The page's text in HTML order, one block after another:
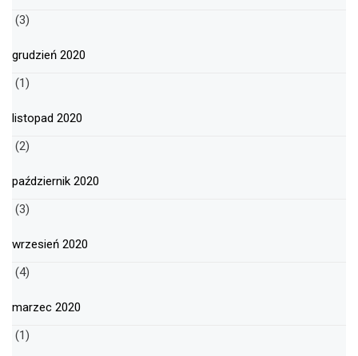
(3)
grudzień 2020
(1)
listopad 2020
(2)
październik 2020
(3)
wrzesień 2020
(4)
marzec 2020
(1)